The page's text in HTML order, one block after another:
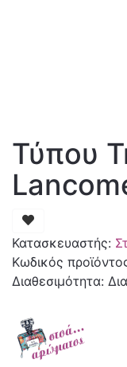
Τύπου
Κατασκευαστής:
Κωδικός
Διαθεσιμότητα: